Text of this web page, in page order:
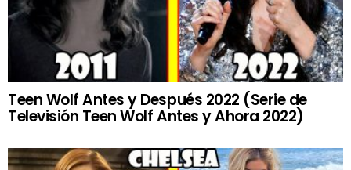
Teen Wolf Antes y Después 2022 (Serie de
Televisión Teen Wolf Antes y Ahora 2022)